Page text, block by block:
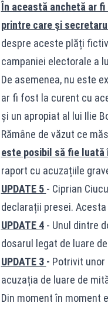
În această anchetă ar
printre care și
despre aceste plăți
campaniei electorale a
De asemenea, nu este
ar fi fost la curent cu
și un apropiat al lui Ilie
Rămâne de văzut ce
este posibil să fie luată
raport cu acuzațiile
UPDATE 5 - Ciprian
declarații presei.
UPDATE 4- Unul dintre
dosarul legat de luare
UPDATE 3 - Potrivit unor
acuzația de luare de
Din moment în moment